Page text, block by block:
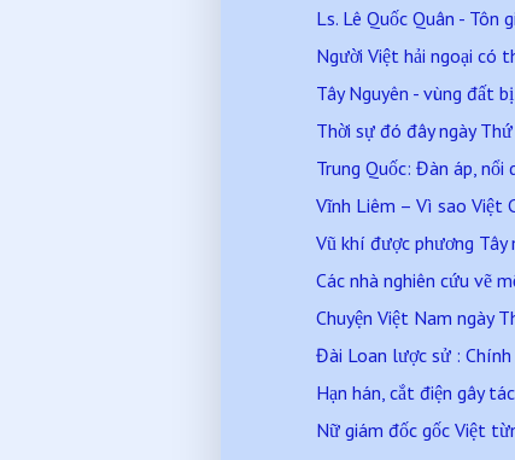
Ls. Lê Quốc Quân - Tôn
Người Việt hải ngoại có
Tây Nguyên - vùng đất
Thời sự đó đây ngày
Trung Quốc: Đàn áp, nổi
Vĩnh Liêm – Vì sao Việt
Vũ khí được phương Tây
Các nhà nghiên cứu vẽ
Chuyện Việt Nam ngày
Đài Loan lược sử : Chính
Hạn hán, cắt điện gây
Nữ giám đốc gốc Việt